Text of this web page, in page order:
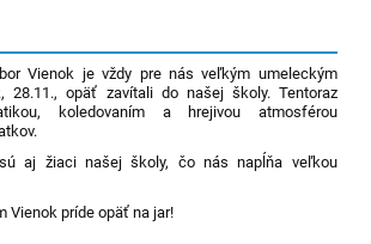
Vienok je vždy pre nás veľkým umeleckým
28.11., opäť zavítali do našej školy. Tentoraz
koledovaním a hrejivou atmosférou
aj žiaci našej školy, čo nás napĺňa veľkou
Vienok príde opäť na jar!